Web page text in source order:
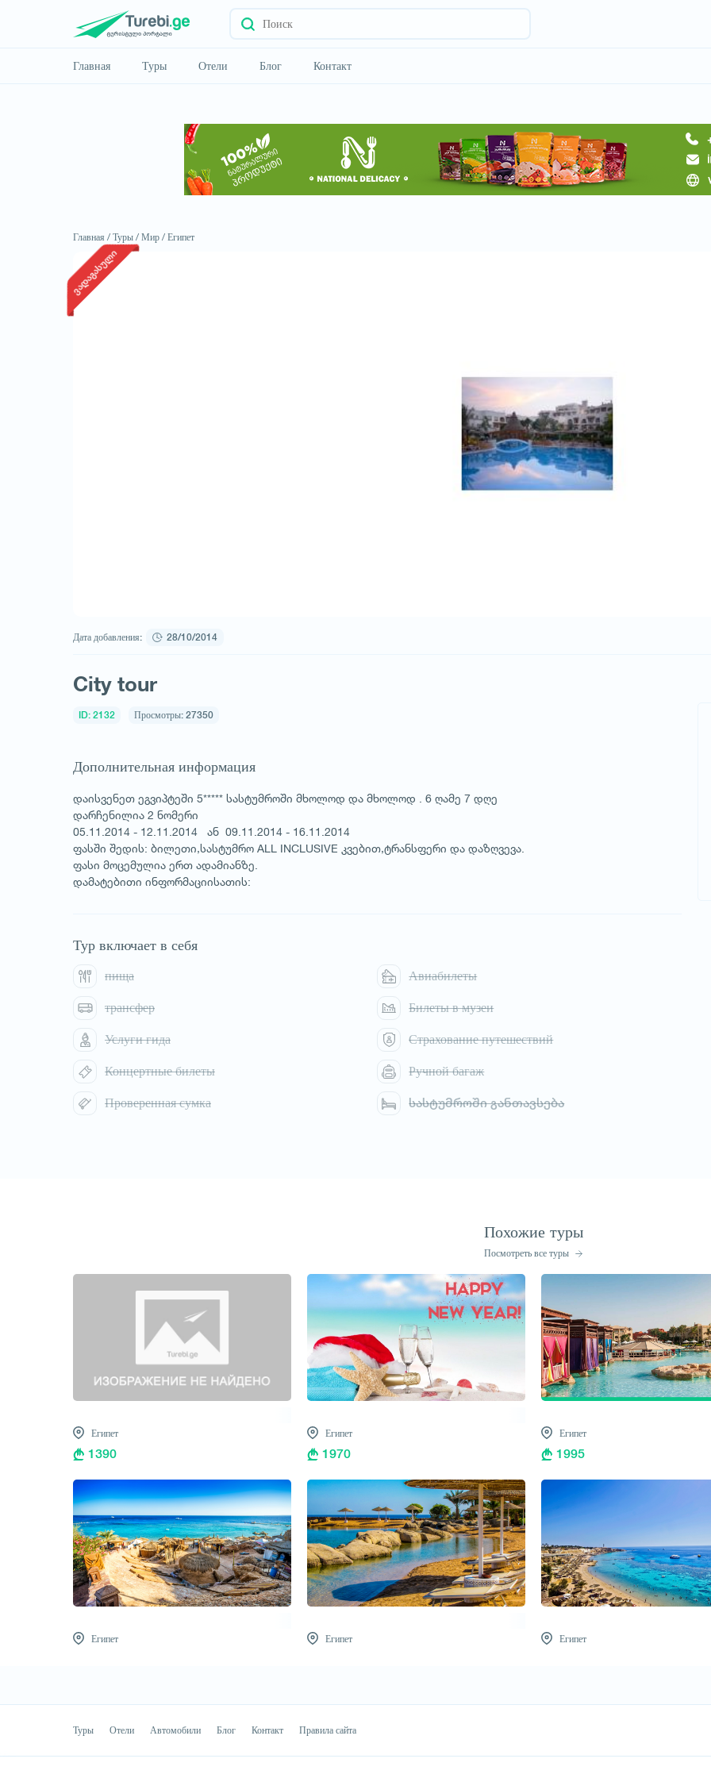
Главная Туры Отели Блог Контакт
Запросить тур
Главная / Туры / Мир / Египет
ვადაგასული
Дата добавления: 28/10/2014
City tour
ID: 2132 Просмотры: 27350
Дополнительная информация
დაისვენეთ ეგვიპტეში 5***** სასტუმროში მხოლოდ და მხოლოდ . 6 ღამე 7 დღე
დარჩენილია 2 ნომერი
05.11.2014 - 12.11.2014 ან 09.11.2014 - 16.11.2014
ფასში შედის: ბილეთი,სასტუმრო ALL INCLUSIVE კვებით,ტრანსფერი და დაზღვევა.
ფასი მოცემულია ერთ ადამიანზე.
დამატებითი ინფორმაციისათის:
Тур включает в себя
пища Авиабилеты
трансфер Билеты в музеи
Услуги гида Страхование путешествий
Концертные билеты Ручной багаж
Проверенная сумка სასტუმროში განთავსება
Похожие туры
Посмотреть все туры
Египет
1390
Египет
1970
Египет
1995
Египет Египет Египет
Туры Отели Автомобили Блог Контакт Правила сайта